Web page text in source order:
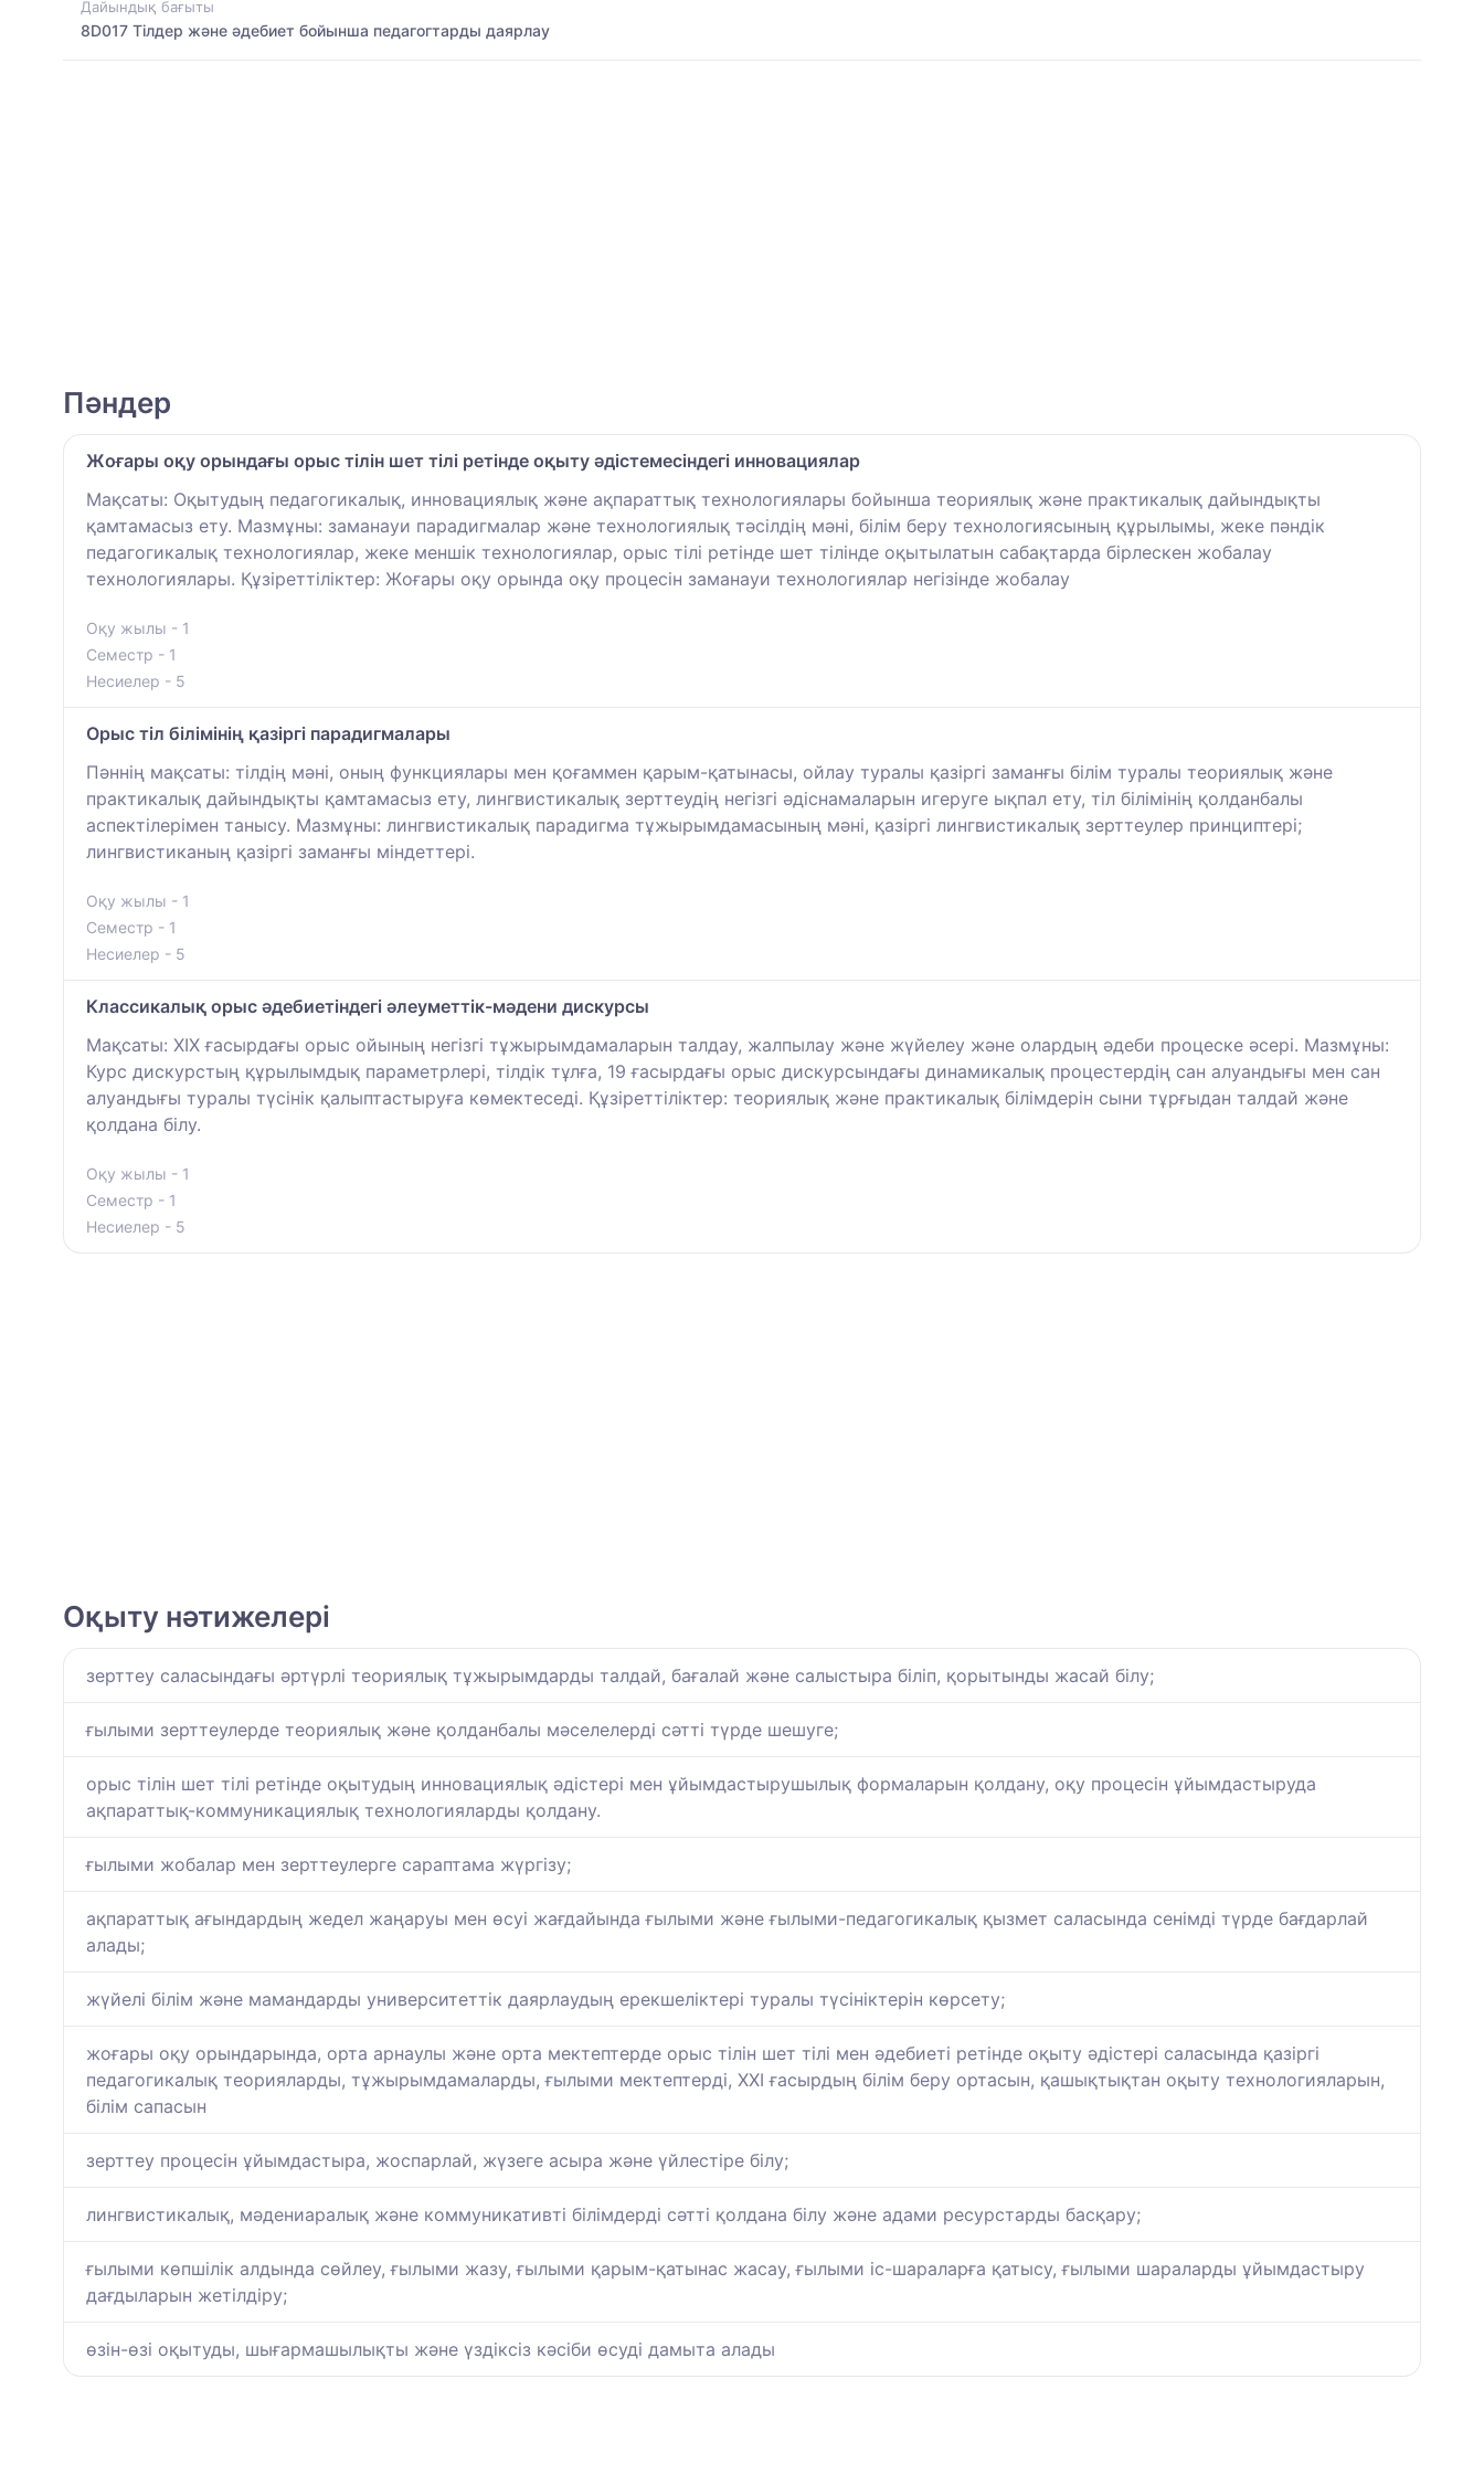
Дайындық бағыты
8D017 Тілдер және әдебиет бойынша педагогтарды даярлау
Пәндер
Жоғары оқу орындағы орыс тілін шет тілі ретінде оқыту әдістемесіндегі инновациялар
Мақсаты: Оқытудың педагогикалық, инновациялық және ақпараттық технологиялары бойынша теориялық және практикалық дайындықты
қамтамасыз ету. Мазмұны: заманауи парадигмалар және технологиялық тәсілдің мәні, білім беру технологиясының құрылымы, жеке пәндік
педагогикалық технологиялар, жеке меншік технологиялар, орыс тілі ретінде шет тілінде оқытылатын сабақтарда бірлескен жобалау
технологиялары. Құзіреттіліктер: Жоғары оқу орында оқу процесін заманауи технологиялар негізінде жобалау
Оқу жылы - 1
Семестр - 1
Несиелер - 5
Орыс тіл білімінің қазіргі парадигмалары
Пәннің мақсаты: тілдің мәні, оның функциялары мен қоғаммен қарым-қатынасы, ойлау туралы қазіргі заманғы білім туралы теориялық және
практикалық дайындықты қамтамасыз ету, лингвистикалық зерттеудің негізгі әдіснамаларын игеруге ықпал ету, тіл білімінің қолданбалы
аспектілерімен танысу. Мазмұны: лингвистикалық парадигма тұжырымдамасының мәні, қазіргі лингвистикалық зерттеулер принциптері;
лингвистиканың қазіргі заманғы міндеттері.
Оқу жылы - 1
Семестр - 1
Несиелер - 5
Классикалық орыс әдебиетіндегі әлеуметтік-мәдени дискурсы
Мақсаты: XIX ғасырдағы орыс ойының негізгі тұжырымдамаларын талдау, жалпылау және жүйелеу және олардың әдеби процеске әсері. Мазмұны:
Курс дискурстың құрылымдық параметрлері, тілдік тұлға, 19 ғасырдағы орыс дискурсындағы динамикалық процестердің сан алуандығы мен сан
алуандығы туралы түсінік қалыптастыруға көмектеседі. Құзіреттіліктер: теориялық және практикалық білімдерін сыни тұрғыдан талдай және
қолдана білу.
Оқу жылы - 1
Семестр - 1
Несиелер - 5
Оқыту нәтижелері
зерттеу саласындағы әртүрлі теориялық тұжырымдарды талдай, бағалай және салыстыра біліп, қорытынды жасай білу;
ғылыми зерттеулерде теориялық және қолданбалы мәселелерді сәтті түрде шешуге;
орыс тілін шет тілі ретінде оқытудың инновациялық әдістері мен ұйымдастырушылық формаларын қолдану, оқу процесін ұйымдастыруда
ақпараттық-коммуникациялық технологияларды қолдану.
ғылыми жобалар мен зерттеулерге сараптама жүргізу;
ақпараттық ағындардың жедел жаңаруы мен өсуі жағдайында ғылыми және ғылыми-педагогикалық қызмет саласында сенімді түрде бағдарлай
алады;
жүйелі білім және мамандарды университеттік даярлаудың ерекшеліктері туралы түсініктерін көрсету;
жоғары оқу орындарында, орта арнаулы және орта мектептерде орыс тілін шет тілі мен әдебиеті ретінде оқыту әдістері саласында қазіргі
педагогикалық теорияларды, тұжырымдамаларды, ғылыми мектептерді, ХХІ ғасырдың білім беру ортасын, қашықтықтан оқыту технологияларын,
білім сапасын
зерттеу процесін ұйымдастыра, жоспарлай, жүзеге асыра және үйлестіре білу;
лингвистикалық, мәдениаралық және коммуникативті білімдерді сәтті қолдана білу және адами ресурстарды басқару;
ғылыми көпшілік алдында сөйлеу, ғылыми жазу, ғылыми қарым-қатынас жасау, ғылыми іс-шараларға қатысу, ғылыми шараларды ұйымдастыру
дағдыларын жетілдіру;
өзін-өзі оқытуды, шығармашылықты және үздіксіз кәсіби өсуді дамыта алады